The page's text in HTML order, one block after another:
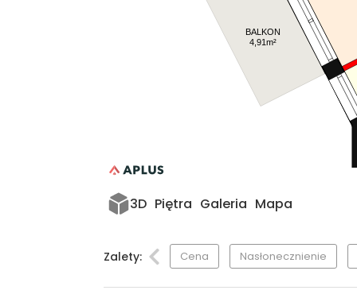
BALKON
4,91m²
3D Piętra Galeria Mapa
Zalety: Cena Nasłonecznienie